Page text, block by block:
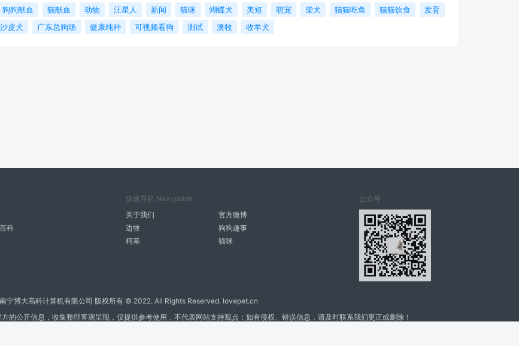
狗狗献血 猫献血 动物 汪星人 新闻 猫咪 蝴蝶犬 美短 萌宠 柴犬 猫猫吃鱼 猫猫饮食
发育
皮犬 广东总狗场 健康纯种 可视频看狗 测试 澳牧 牧羊犬
科
快速导航 Navigation
关于我们
官方微博
边牧
狗狗趣事
柯基
猫咪
公众号
宁博大高科计算机有限公司 版权所有 © 2022. All Rights Reserved. lovepet.cn
的公开信息，收集整理客观呈现，仅提供参考使用，不代表网站支持观点；如有侵权、错误信息，请及时联系我们更正或删除！